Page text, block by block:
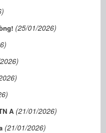
(25/01/2026)
A (21/01/2026)
(21/01/2026)